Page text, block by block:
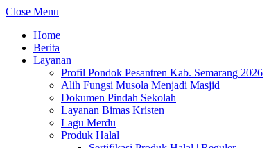
Close Menu
Home
Berita
Layanan
Profil Pondok Pesantren Kab. Semarang 2026
Alih Fungsi Musola Menjadi Masjid
Dokumen Pindah Sekolah
Layanan Bimas Kristen
Lagu Merdu
Produk Halal